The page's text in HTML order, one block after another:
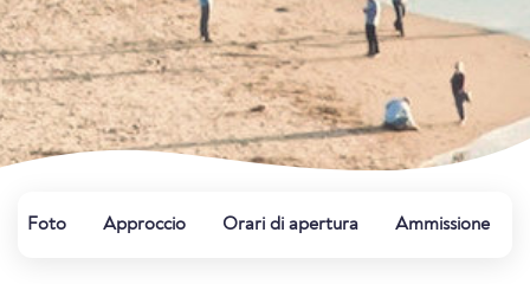
Foto Approccio Orari di apertura Ammissione